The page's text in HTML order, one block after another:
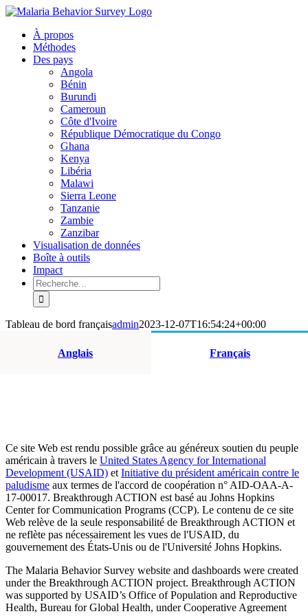
Aller
contenu
Facebook
X
Youtube
Instagram
À propos
Méthodes
Des pays
Angola
Bénin
Burundi
Cameroun
Côte d'Ivoire
République Démocratique du Congo
Ghana
Kenya
Libéria
Malawi
Sierra Leone
Tanzanie
Zambie
Zanzibar
Visualisation de données
Boîte à outils
Impact
Rechercher:
Tableau de bord françaisadmin2023-12-07T16:54:24+00:00
Anglais Français
Ce site Web est rendu possible grâce au généreux soutien du peuple
américain à travers le United States Agency for International
Development (USAID) et Initiative du président américain contre le
paludisme aux termes de l'accord de coopération n° AID-OAA-A-
17-00017. Breakthrough ACTION est basé au Johns Hopkins
Center for Communication Programs (CCP). Le contenu de ce site
Web relève de la seule responsabilité de Breakthrough ACTION et
ne reflète pas nécessairement les vues de l'USAID, du
gouvernement des États-Unis ou de l'Université Johns Hopkins.
The Malaria Behavior Survey website and dashboards were created
under the Breakthrough ACTION project. Breakthrough ACTION
was supported by USAID’s Office of Population and Reproductive
Health, Bureau for Global Health, under Cooperative Agreement